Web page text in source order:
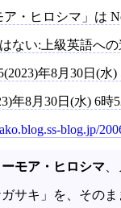
ア・ヒロシマ」は
ない:上級英語への
年8月30日(水)
年8月30日(水) 6時
blog.jp/
ーモア・ヒロシマ
サキ」を、そのま